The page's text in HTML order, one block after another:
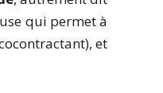
qui permet à
et